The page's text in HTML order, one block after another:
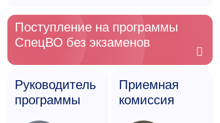
Поступление на программы
СпецВО без экзаменов
Руководитель
программы
Приемная
комиссия